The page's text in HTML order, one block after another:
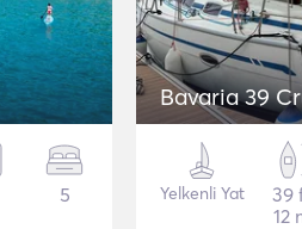
5
Bavaria 39
Yelkenli Yat
39
12